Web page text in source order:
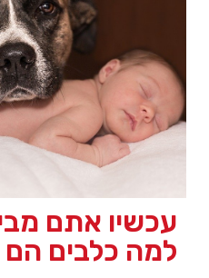
עכשיו אתם
למה כלבים הם